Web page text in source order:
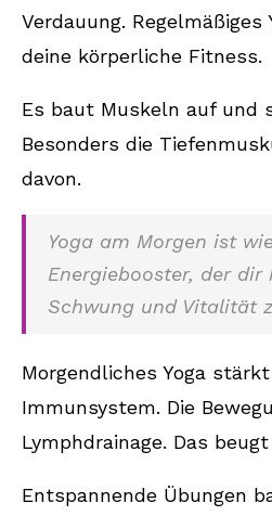
Verdauung. Regelmäßiges
deine körperliche Fitness.
Es baut Muskeln auf und
Besonders die
davon.
Yoga am Morgen ist
Energiebooster, der
Schwung und Vitalität
Morgendliches Yoga
Immunsystem. Die
Lymphdrainage. Das
Entspannende Übungen